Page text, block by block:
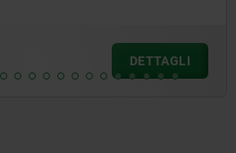
DETTAGLI